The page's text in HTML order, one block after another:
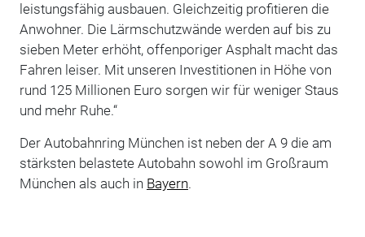
leistungsfähig ausbauen. Gleichzeitig profitieren die
Anwohner. Die Lärmschutzwände werden auf bis zu
sieben Meter erhöht, offenporiger Asphalt macht das
Fahren leiser. Mit unseren Investitionen in Höhe von
rund 125 Millionen Euro sorgen wir für weniger Staus
und mehr Ruhe.“
Der Autobahnring München ist neben der A 9 die am
stärksten belastete Autobahn sowohl im Großraum
München als auch in Bayern.